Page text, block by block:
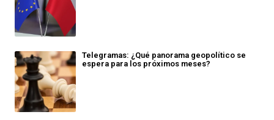
Telegramas: ¿Qué panorama geopolítico se
espera para los próximos meses?